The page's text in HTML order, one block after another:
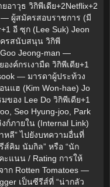
อาวุธ วิกิพีเดีย+2Netflix+2
— ผู้สมัครสอบราชการ (มี
อี ซุก (Lee Suk) Jeon
ครสนับสนุน วิกิพี
Jeong-man —
งค์กรเงามืด วิกิพีเดีย+1
— มารดาผู้ประท้วง
นแฮ (Kim Won-hae) Jo
อง Lee Do วิกิพีเดีย+1
Seo Hyung-joo, Park
ก์ภายใน (Internal Link)
หลี” ไปยังบทความอื่นที่
ส์คิม นัมกิล” หรือ “นัก
ะแนน / Rating การให้
ก Rotten Tomatoes —
เป็นซีรีส์ที่ “น่ากลัว